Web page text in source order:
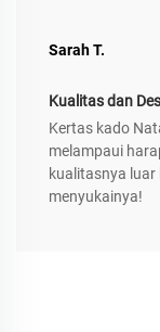
Sarah T.
Kualitas dan
Kertas kado
melampaui
kualitasnya
menyukainya!